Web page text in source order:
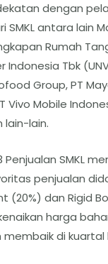
dengan
SMKL antara lain
Rumah
Indonesia Tbk
Group, PT
Vivo Mobile
lain-lain.
Penjualan SMKL
penjualan
(20%) dan Rigid
harga
di kuartal